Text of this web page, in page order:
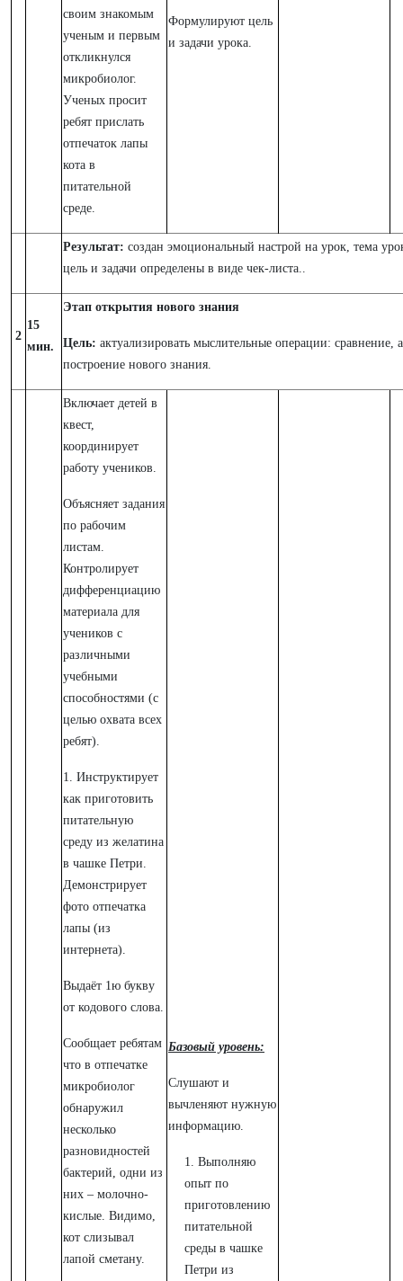
своим знакомым
ученым и первым
откликнулся
микробиолог.
Ученых просит
ребят прислать
отпечаток лапы
кота в
питательной
среде.
Формулируют цель
и задачи урока.
Результат: создан эмоциональный настрой на урок, тема
цель и задачи определены в виде чек-листа..
2
15
мин.
Этап открытия нового знания
Цель: актуализировать мыслительные операции: сравнение,
построение нового знания.
Включает детей в
квест,
координирует
работу учеников.
Объясняет задания
по рабочим
листам.
Контролирует
дифференциацию
материала для
учеников с
различными
учебными
способностями (с
целью охвата всех
ребят).
1. Инструктирует
как приготовить
питательную
среду из желатина
в чашке Петри.
Демонстрирует
фото отпечатка
лапы (из
интернета).
Выдаёт 1ю букву
от кодового слова.
Сообщает ребятам
что в отпечатке
микробиолог
обнаружил
несколько
разновидностей
бактерий, одни из
них – молочно-
кислые. Видимо,
кот слизывал
лапой сметану.
Базовый уровень:
Слушают и
вычленяют нужную
информацию.
1. Выполняю
опыт по
приготовлению
питательной
среды в чашке
Петри из